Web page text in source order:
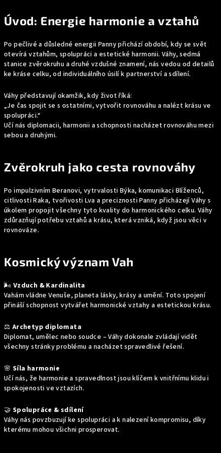
Úvod: Energie harmonie a vztahů
Po pečlivé a důsledné energii Panny přichází období, kdy se svět
otevírá vztahům, spolupráci a estetické harmonii. Váhy, sedmá
stanice zvěrokruhu a druhé vzdušné znamení, nás vedou od detailů
ke kráse celku, od individuálního úsilí k partnerství a sdílení.
Váhy představují okamžik, kdy život říká:
„Je čas spojit se s ostatními, vytvořit rovnováhu a nalézt krásu ve
spolupráci.“
Učí nás diplomacii, harmonii a schopnosti nacházet rovnováhu mezi
sebou a druhými.
Zvěrokruh jako cesta rovnováhy
Po impulzivním Beranovi, vytrvalosti Býka, komunikaci Blíženců,
citlivosti Raka, tvořivosti Lva a preciznosti Panny přicházejí Váhy s
úkolem propojit všechny tyto kvality do harmonického celku. Váhy
zdůrazňují potřebu vztahů a krásu, která vzniká, když jsou věci v
rovnováze.
Kosmický význam Vah
🌬️ Vzduch & Kardinalita
Vahám vládne Venuše, planeta lásky, krásy a umění. Toto spojení
přináší schopnost vytvářet harmonické vztahy a estetickou krásu.
⚖️ Archetyp diplomata
Diplomat, umělec nebo soudce – Váhy dokonale zvládají vidět
všechny stránky problému a nacházet spravedlivé řešení.
🌸 Síla harmonie
Učí nás, že harmonie a spravedlnost jsou klíčem k vnitřnímu klidu i
spokojenosti ve vztazích.
🤝 Spolupráce & sdílení
Váhy nás povzbuzují ke spolupráci a k nalezení kompromisu, díky
kterému mohou všichni prosperovat.